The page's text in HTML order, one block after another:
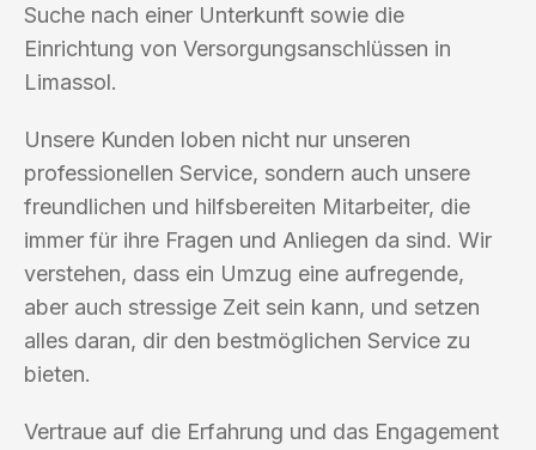
Suche nach einer Unterkunft sowie die
Einrichtung von Versorgungsanschlüssen in
Limassol.
Unsere Kunden loben nicht nur unseren
professionellen Service, sondern auch unsere
freundlichen und hilfsbereiten Mitarbeiter, die
immer für ihre Fragen und Anliegen da sind. Wir
verstehen, dass ein Umzug eine aufregende,
aber auch stressige Zeit sein kann, und setzen
alles daran, dir den bestmöglichen Service zu
bieten.
Vertraue auf die Erfahrung und das Engagement